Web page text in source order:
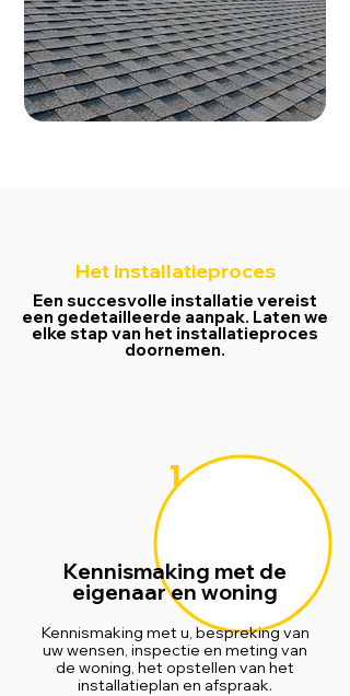
Het installatieproces
Een succesvolle installatie vereist
een gedetailleerde aanpak. Laten we
elke stap van het installatieproces
doornemen.
1
Kennismaking met de
eigenaar en woning
Kennismaking met u, bespreking van
uw wensen, inspectie en meting van
de woning, het opstellen van het
installatieplan en afspraak.